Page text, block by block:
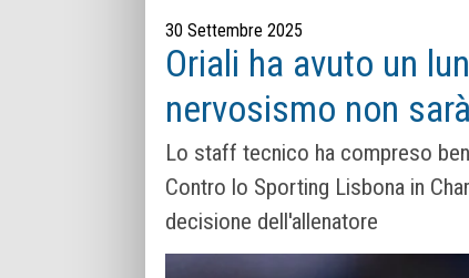
30 Settembre 2025
Oriali ha avuto un
nervosismo non
Lo staff tecnico ha compreso
Contro lo Sporting Lisbona in
decisione dell'allenatore